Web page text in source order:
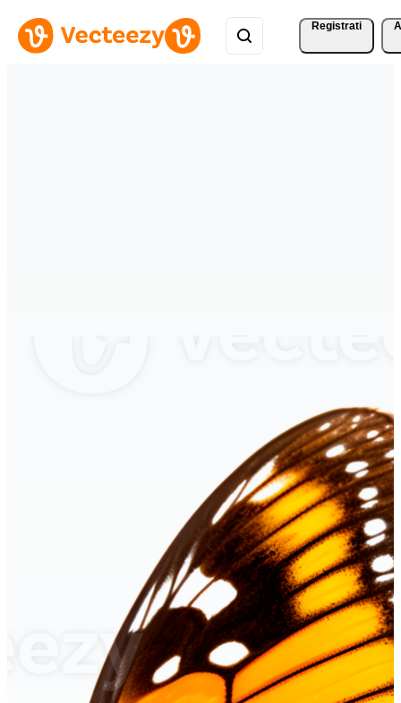
Registrati